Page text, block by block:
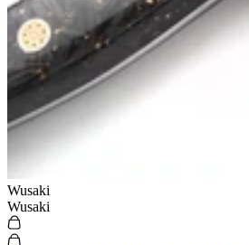
Wusaki
Wusaki